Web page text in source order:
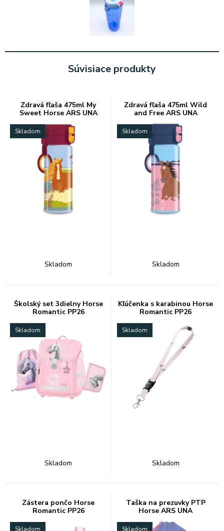
Súvisiace produkty
Zdravá fľaša 475ml My
Sweet Horse ARS UNA
Skladom
Skladom
Zdravá fľaša 475ml Wild
and Free ARS UNA
Skladom
Skladom
Školský set 3dielny Horse
Romantic PP26
Skladom
Skladom
Kľúčenka s karabinou Horse
Romantic PP26
Skladom
Skladom
Zástera pončo Horse
Romantic PP26
Skladom
Taška na prezuvky PTP
Horse ARS UNA
Skladom